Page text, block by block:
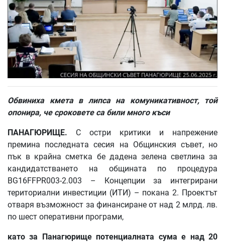
Обвиниха кмета в липса на комуникативност,
той
опонира, че сроковете са били много къси
ПАНАГЮРИЩЕ. С остри критики и напрежение
премина последната сесия на Общинския съвет, но
пък в крайна сметка бе дадена зелена светлина за
кандидатстването на общината по процедура
BG16FFPR003-2.003 – Концепции за интегрирани
териториални инвестиции (ИТИ) – покана 2. Проектът
отваря възможност за финансиране от над 2 млрд. лв.
по шест оперативни програми,
като за Панагюрище потенциалната сума е над20